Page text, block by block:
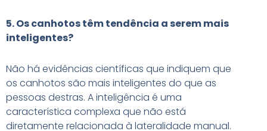
5. Os canhotos têm tendência a serem mais
inteligentes?
Não há evidências científicas que indiquem que
os canhotos são mais inteligentes do que as
pessoas destras. A inteligência é uma
característica complexa que não está
diretamente relacionada à lateralidade manual.